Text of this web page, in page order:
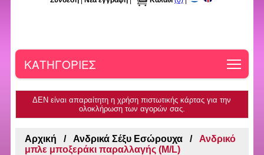
ΚΑΤΗΓΟΡΙΕΣ
ΔΕΝ είναι απαραίτητη η χρήση πιστωτικής κάρτας για την
ολοκλήρωση των αγορών σας.
Αρχική Ανδρικά Σέξυ Εσώρουχα
Ανδρικό
μπλε μποξεράκι παραλλαγής (M/L)